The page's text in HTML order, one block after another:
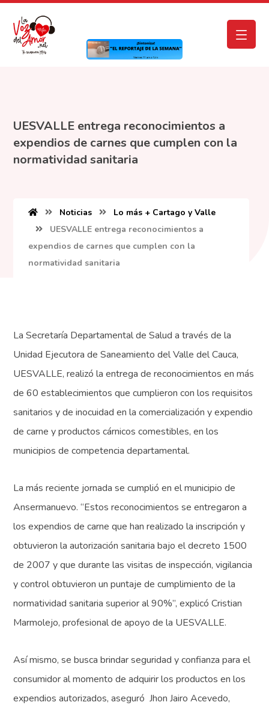
UESVALLE entrega reconocimientos a
expendios de carnes que cumplen con la
normatividad sanitaria
Noticias
Lo más + Cartago y Valle
UESVALLE entrega reconocimientos a
expendios de carnes que cumplen con la
normatividad sanitaria
La Secretaría Departamental de Salud a través de la
Unidad Ejecutora de Saneamiento del Valle del Cauca,
UESVALLE, realizó la entrega de reconocimientos en más
de 60 establecimientos que cumplieron con los requisitos
sanitarios y de inocuidad en la comercialización y expendio
de carne y productos cárnicos comestibles, en los
municipios de competencia departamental.
La más reciente jornada se cumplió en el municipio de
Ansermanuevo. “Estos reconocimientos se entregaron a
los expendios de carne que han realizado la inscripción y
obtuvieron la autorización sanitaria bajo el decreto 1500
de 2007 y que durante las visitas de inspección, vigilancia
y control obtuvieron un puntaje de cumplimiento de la
normatividad sanitaria superior al 90%”, explicó Cristian
Marmolejo, profesional de apoyo de la UESVALLE.
Así mismo, se busca brindar seguridad y confianza para el
consumidor al momento de adquirir los productos en los
expendios autorizados, aseguró Jhon Jairo Acevedo,